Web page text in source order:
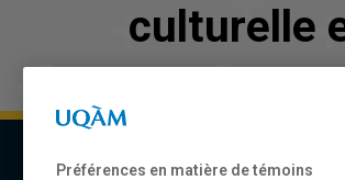
culturelle
Préférences en matière de témoins